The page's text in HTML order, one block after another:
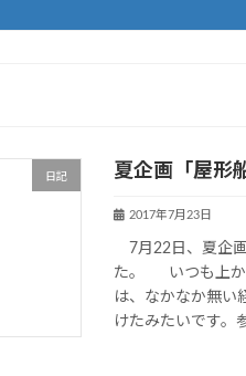
日記 夏企画「屋形
2017年7月23日
7月22日、夏企
た。 いつも上か
は、なかなか無い
けたみたいです。